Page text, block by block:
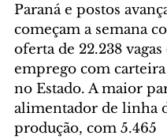
Paraná e postos
começam a semana
oferta de 22.238 vagas
emprego com carteira
no Estado. A maior
alimentador de linha
produção, com 5.465